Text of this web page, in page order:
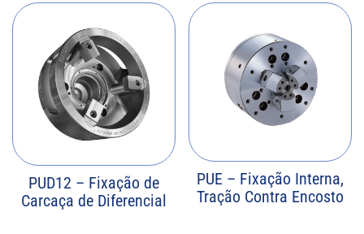
PUD12 – Fixação de
Carcaça de Diferencial
PUE – Fixação Interna,
Tração Contra Encosto